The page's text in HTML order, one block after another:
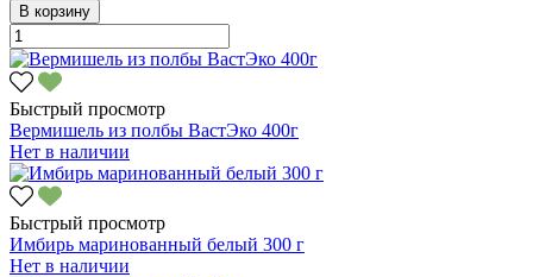
В корзину
Быстрый просмотр
Вермишель из полбы ВастЭко 400г
Нет в наличии
Быстрый просмотр
Имбирь маринованный белый 300 г
Нет в наличии